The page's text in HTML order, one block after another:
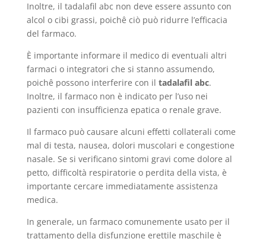
Inoltre, il tadalafil abc non deve essere assunto con
alcol o cibi grassi, poichê ciò può ridurre l’efficacia
del farmaco.
È importante informare il medico di eventuali altri
farmaci o integratori che si stanno assumendo,
poichê possono interferire con il tadalafil abc.
Inoltre, il farmaco non è indicato per l’uso nei
pazienti con insufficienza epatica o renale grave.
Il farmaco può causare alcuni effetti collaterali come
mal di testa, nausea, dolori muscolari e congestione
nasale. Se si verificano sintomi gravi come dolore al
petto, difficoltà respiratorie o perdita della vista, è
importante cercare immediatamente assistenza
medica.
In generale, un farmaco comunemente usato per il
trattamento della disfunzione erettile maschile è